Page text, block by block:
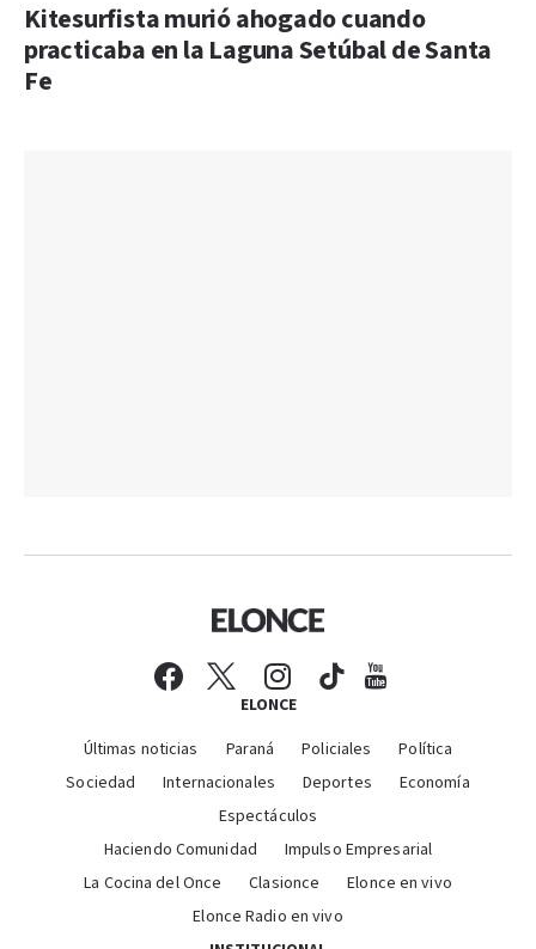
Kitesurfista murió ahogado cuando
practicaba en la Laguna Setúbal de Santa
Fe
ELONCE
Últimas noticias Paraná Policiales
Política
Sociedad
Internacionales Deportes
Economía
Espectáculos
Haciendo Comunidad
Impulso Empresarial
La Cocina del Once
Clasionce
Elonce en vivo
Elonce Radio en vivo